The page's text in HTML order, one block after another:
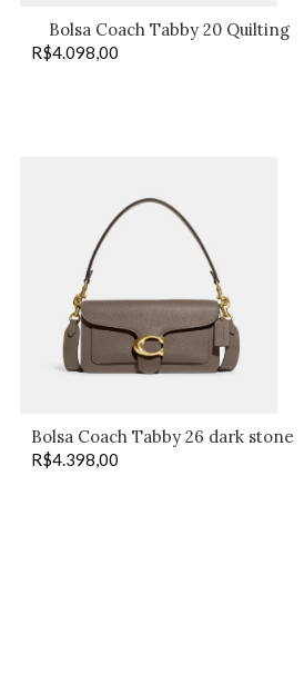
Bolsa Coach Tabby 20 Quilting
R$4.098,00
Bolsa Coach Tabby 26 dark stone
R$4.398,00